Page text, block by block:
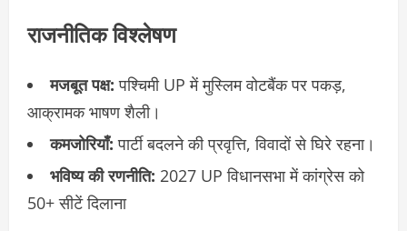
राजनीतिक विश्लेषण
मजबूत पक्ष: पश्चिमी UP में मुस्लिम वोटबैंक पर पकड़,
आक्रामक भाषण शैली।
कमजोरियाँ: पार्टी बदलने की प्रवृत्ति, विवादों से घिरे रहना।
भविष्य की रणनीति: 2027 UP विधानसभा में कांग्रेस को
50+ सीटें दिलाना